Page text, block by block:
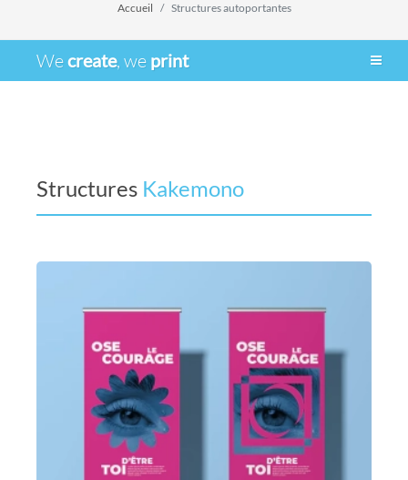
Accueil Structures autoportantes
Wecreate, we print
Structures Kakemono